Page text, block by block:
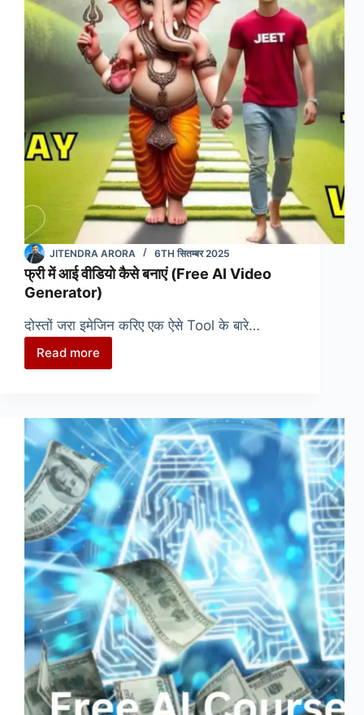
सा
AI
टूल
💡
JITENDRA ARORA 6TH सितम्बर 2025
फ्री में आई वीडियो कैसे बनाएं (Free AI Video
Generator)
दोस्तों जरा इमेजिन करिए एक ऐसे Tool के बारे…
Read more
फ्री
वीडियो
कैसे
बनाएं
(Free
AI
Video
Generator)